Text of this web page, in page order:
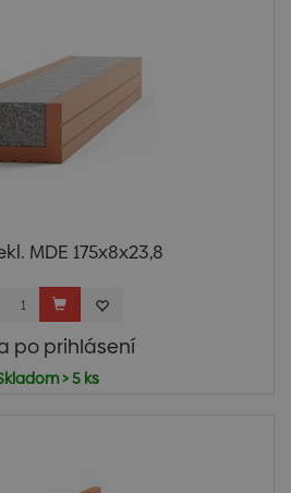
MDE 175x8x23,8
po prihlásení
> 5 ks